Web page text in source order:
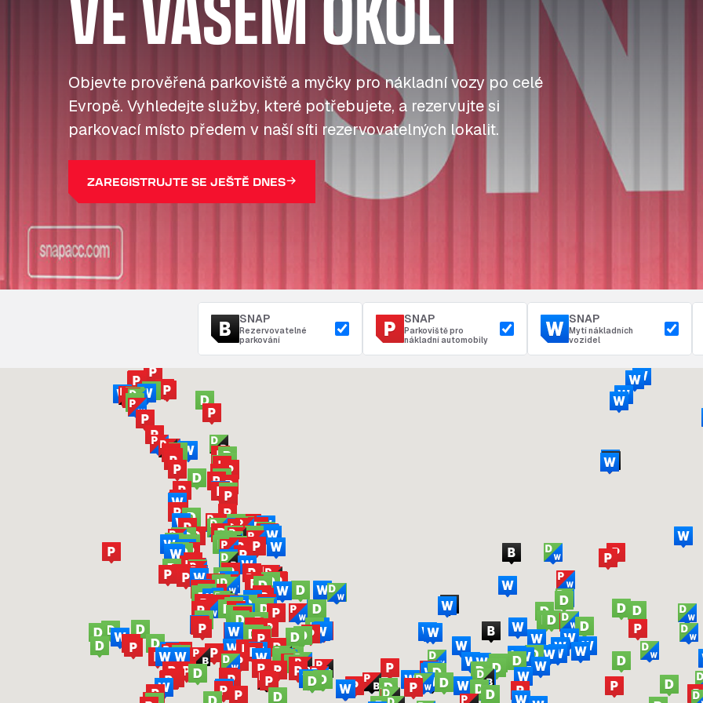
Přístup a bezpečnost
Parkoviště u depa
Objevte prověřená parkoviště a myčky pro nákladní vozy po celé
Evropě. Vyhledejte služby, které potřebujete, a rezervujte si
parkovací místo předem v naší síti rezervovatelných lokalit.
ZAREGISTRUJTE SE JEŠTĚ DNES
SNAP
Rezervovatelné
parkování
SNAP
Parkoviště pro
nákladní automobily
SNAP
Mytí nákladních
vozidel